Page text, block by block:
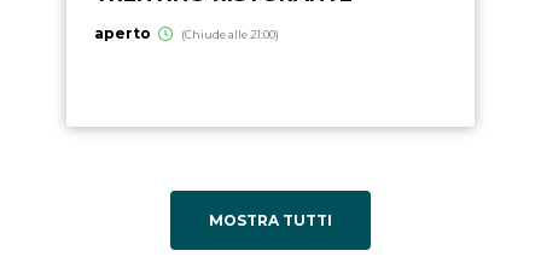
aperto (Chiude alle 21:00)
MOSTRA TUTTI